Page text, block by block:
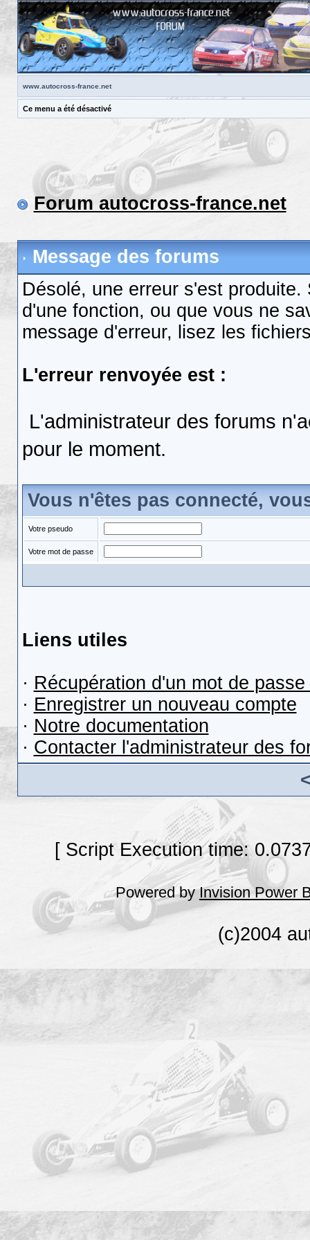
www.autocross-france.net
Ce menu a été désactivé
Forum autocross-france.net
Message des forums
Désolé, une erreur s'est
d'une fonction, ou que vous ne
message d'erreur, lisez les
L'erreur renvoyée est :
L'administrateur des forums
pour le moment.
Vous n'êtes pas connecté,
Votre pseudo
Votre mot de passe
Liens utiles
· Récupération d'un mot de passe
· Enregistrer un nouveau compte
· Notre documentation
· Contacter l'administrateur des
[ Script Execution time:
Powered byInvision Power
(c)2004